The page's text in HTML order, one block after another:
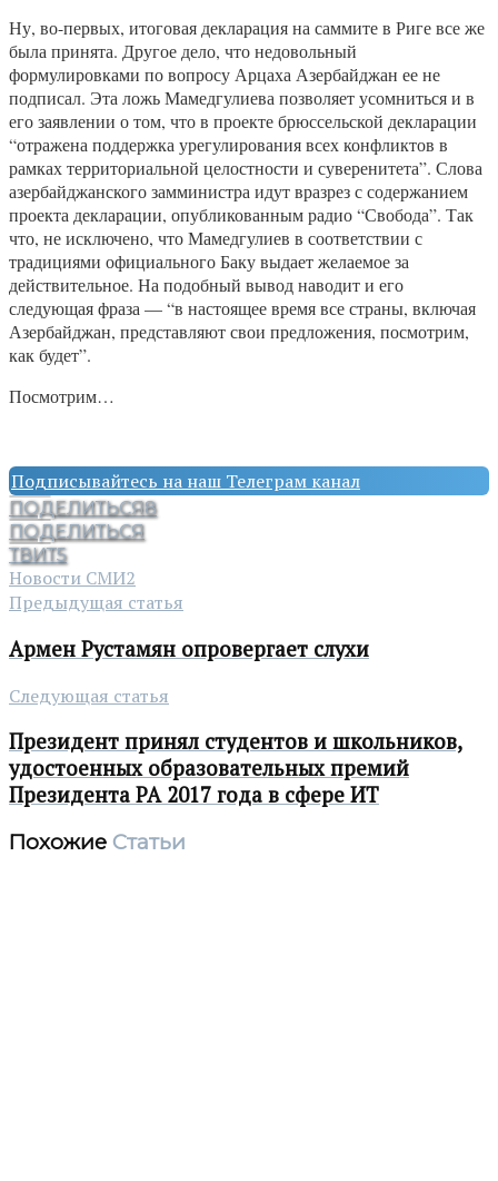
Ну, во-первых, итоговая декларация на саммите в Риге все же
была принята. Другое дело, что недовольный
формулировками по вопросу Арцаха Азербайджан ее не
подписал. Эта ложь Мамедгулиева позволяет усомниться и в
его заявлении о том, что в проекте брюссельской декларации
“отражена поддержка урегулирования всех конфликтов в
рамках территориальной целостности и суверенитета”. Слова
азербайджанского замминистра идут вразрез с содержанием
проекта декларации, опубликованным радио “Свобода”. Так
что, не исключено, что Мамедгулиев в соответствии с
традициями официального Баку выдает желаемое за
действительное. На подобный вывод наводит и его
следующая фраза — “в настоящее время все страны, включая
Азербайджан, представляют свои предложения, посмотрим,
как будет”.
Посмотрим…
Подписывайтесь на наш Телеграм канал
ПОДЕЛИТЬСЯ8
ПОДЕЛИТЬСЯ
ТВИТ5
Новости СМИ2
Предыдущая статья
Армен Рустамян опровергает слухи
Следующая статья
Президент принял студентов и школьников,
удостоенных образовательных премий
Президента РА 2017 года в сфере ИТ
Похожие Статьи